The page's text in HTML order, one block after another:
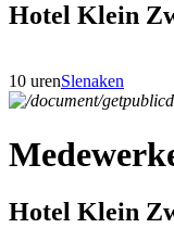
Hotel Klein
10 urenSlenaken
Hotel Klein